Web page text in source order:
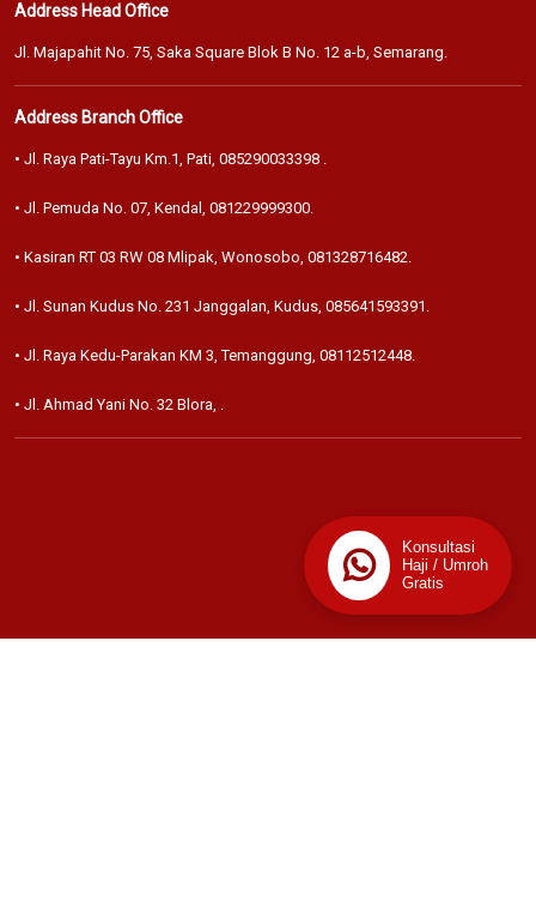
Address Head Office
Jl. Majapahit No. 75, Saka Square Blok B No. 12 a-b, Semarang.
Address Branch Office
• Jl. Raya Pati-Tayu Km.1, Pati, 085290033398 .
• Jl. Pemuda No. 07, Kendal, 081229999300.
• Kasiran RT 03 RW 08 Mlipak, Wonosobo, 081328716482.
• Jl. Sunan Kudus No. 231 Janggalan, Kudus, 085641593391 .
• Jl. Raya Kedu-Parakan KM 3, Temanggung, 08112512448.
• Jl. Ahmad Yani No. 32 Blora, .
Konsultasi
Haji / Umroh
Gratis